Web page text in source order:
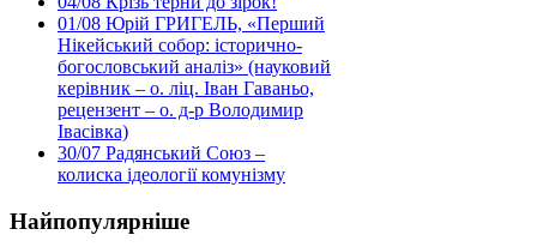
01/08 Юрій ГРИГЕЛЬ, «Перший
Нікейський собор: історично-
богословський аналіз» (науковий
керівник – о. ліц. Іван Гаваньо,
рецензент – о. д-р Володимир
Івасівка)
30/07 Радянський Союз –
колиска ідеології комунізму
Найпопулярніше